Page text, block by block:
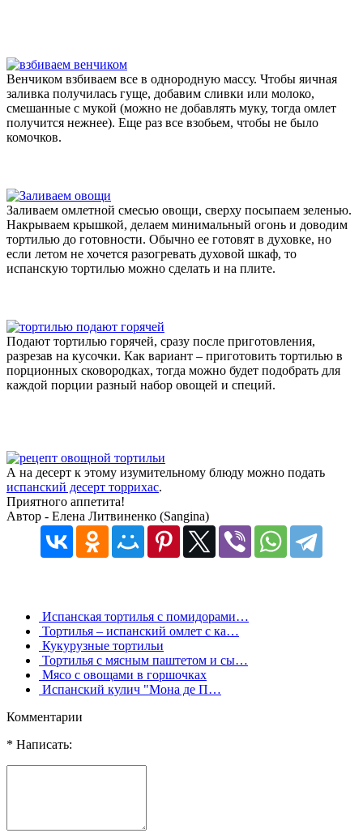
Венчиком взбиваем все в однородную массу. Чтобы яичная
заливка получилась гуще, добавим сливки или молоко,
смешанные с мукой (можно не добавлять муку, тогда омлет
получится нежнее). Еще раз все взобьем, чтобы не было
комочков.
Заливаем омлетной смесью овощи, сверху посыпаем зеленью.
Накрываем крышкой, делаем минимальный огонь и доводим
тортилью до готовности. Обычно ее готовят в духовке, но
если летом не хочется разогревать духовой шкаф, то
испанскую тортилью можно сделать и на плите.
Подают тортилью горячей, сразу после приготовления,
разрезав на кусочки. Как вариант – приготовить тортилью в
порционных сковородках, тогда можно будет подобрать для
каждой порции разный набор овощей и специй.
А на десерт к этому изумительному блюду можно подать
испанский десерт торрихас.
Приятного аппетита!
Автор - Елена Литвиненко (Sangina)
Испанская тортилья с помидорами…
Тортилья – испанский омлет с ка…
Кукурузные тортильи
Тортилья с мясным паштетом и сы…
Мясо с овощами в горшочках
Испанский кулич "Мона де П…
Комментарии
* Написать: